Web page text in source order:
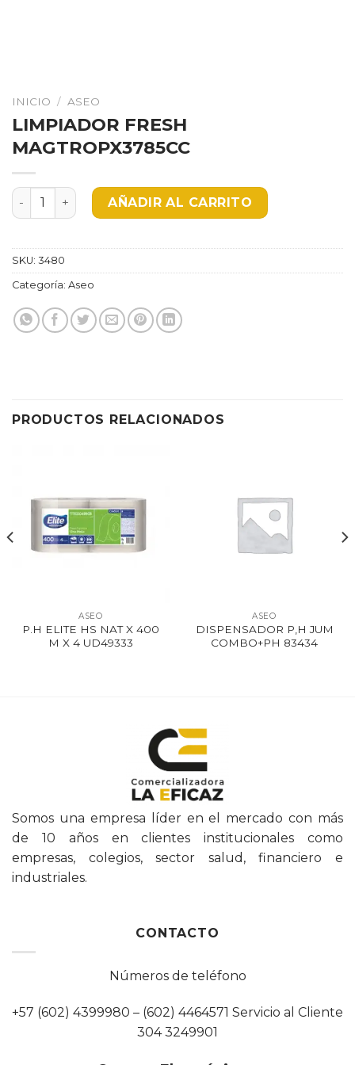
INICIO / ASEO
LIMPIADOR FRESH
MAGTROPX3785CC
LIMPIADOR FRESH MAGTROPX3785CC cantidad
AÑADIR AL CARRITO
SKU: 3480
Categoría: Aseo
PRODUCTOS RELACIONADOS
ASEO
P.H ELITE HS NAT X 400
M X 4 UD49333
ASEO
DISPENSADOR P,H JUM
COMBO+PH 83434
Somos una empresa líder en el mercado con más
de 10 años en clientes institucionales como
empresas, colegios, sector salud, financiero e
industriales.
CONTACTO
Números de teléfono
+57 (602) 4399980 – (602) 4464571 Servicio al Cliente
304 3249901